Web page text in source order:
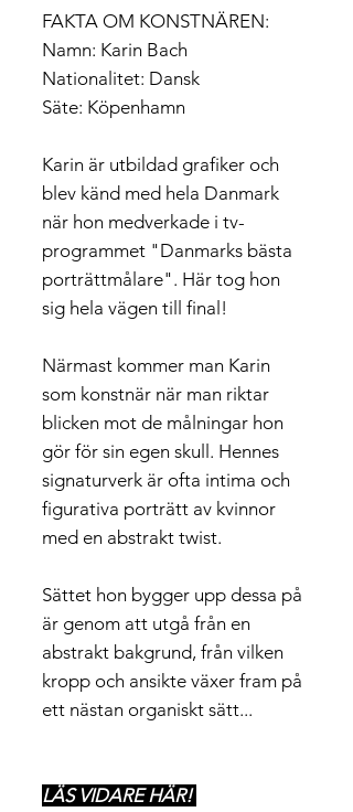
FAKTA OM KONSTNÄREN:
Namn: Karin Bach
Nationalitet: Dansk
Säte: Köpenhamn
Karin är utbildad grafiker och
blev känd med hela Danmark
när hon medverkade i tv-
programmet "Danmarks bästa
porträttmålare". Här tog hon
sig hela vägen till final!
Närmast kommer man Karin
som konstnär när man riktar
blicken mot de målningar hon
gör för sin egen skull. Hennes
signaturverk är ofta intima och
figurativa porträtt av kvinnor
med en abstrakt twist.
Sättet hon bygger upp dessa på
är genom att utgå från en
abstrakt bakgrund, från vilken
kropp och ansikte växer fram på
ett nästan organiskt sätt...
LÄS VIDARE HÄR!